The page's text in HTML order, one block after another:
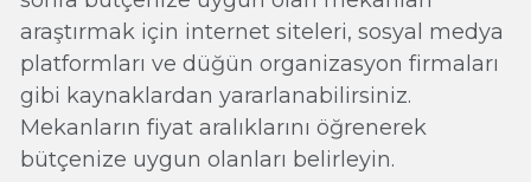
araştırmak için internet siteleri, sosyal medya
platformları ve düğün organizasyon firmaları
gibi kaynaklardan yararlanabilirsiniz.
Mekanların fiyat aralıklarını öğrenerek
bütçenize uygun olanları belirleyin.